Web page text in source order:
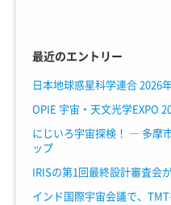
最近のエントリー
日本地球惑星科学連合 2026
OPIE 宇宙・天文光学EXPO
にじいろ宇宙探検！ ― 多摩
ップ
IRISの第1回最終設計審査会
インド国際宇宙会議で、